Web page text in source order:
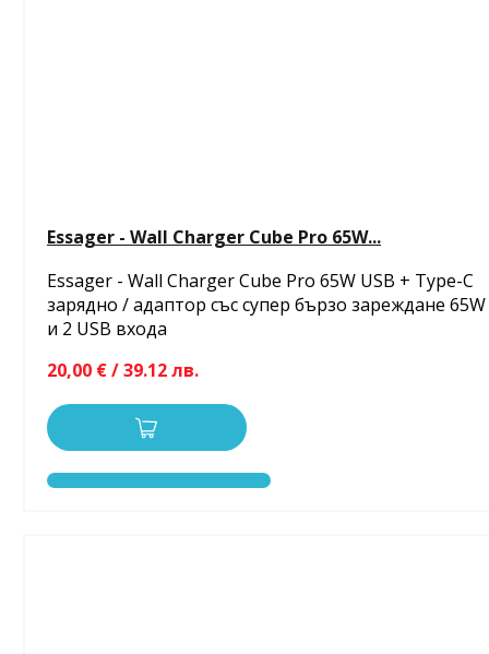
Essager - Wall Charger Cube Pro 65W...
Essager - Wall Charger Cube Pro 65W USB + Type-C
зарядно / адаптор със супер бързо зареждане 65W
и 2 USB входа
20,00 € / 39.12 лв.